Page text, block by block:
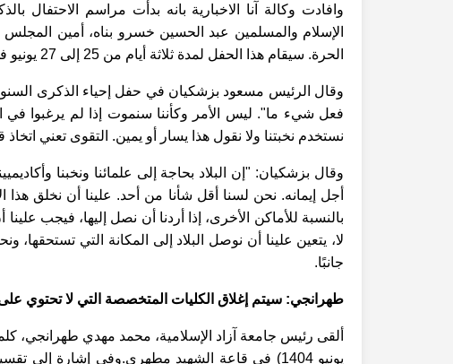
وافادت وكالة آنا الاخباریة بانه بدأت مراسم الاحتفال
الإسلام والمسلمين عبد الحسين خسرو بناه، أمين
الحرة. سيقام هذا الحفل لمدة ثلاثة أيام من 25 إلى 27 يونيو في المنظمة المركزية لجامعة آزاد الإسلامية.
وقال الرئيس مسعود بزشكيان في حفل إحياء الذكرى
فعل شيء ما". ليس الأمر وكأننا سنموت إذا لم يرغبوا في
نستخدم نخبتنا ولا نقول هذا يسار أو يمين. التقوى تعني
وقال بزشكيان: "إن البلاد بحاجة إلى علمائنا ونخبنا
أجل إيمانه. نحن لسنا أقل شأنا من أحد. علينا أن نخلق هذا
بالنسبة للأماكن الأخرى، إذا أردنا أن نصل إليها، فيجب
لا، يتعين علينا أن نوصل البلاد إلى المكانة التي
جانبًا.
طهرانجي: سيتم إغلاق الكليات المتخصصة التي لا تحتوي على
يونيو 1404) في قاعة الشهيد مطهري.
وفي إشارة إلى